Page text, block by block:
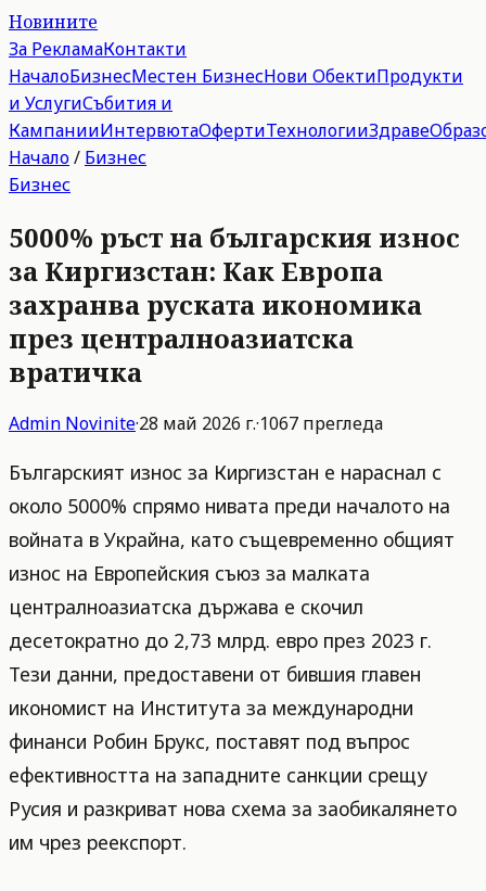
Новините
За РекламаКонтакти
НачалоБизнесМестен БизнесНови ОбектиПродукти
и УслугиСъбития и
КампанииИнтервютаОфертиТехнологииЗдраве
Начало/ Бизнес
Бизнес
5000% ръст на българския износ
за Киргизстан: Как Европа
захранва руската икономика
през централноазиатска
вратичка
Admin Novinite·28 май 2026 г.·1067 прегледа
Българският износ за Киргизстан е нараснал с
около 5000% спрямо нивата преди началото на
войната в Украйна, като същевременно общият
износ на Европейския съюз за малката
централноазиатска държава е скочил
десетократно до 2,73 млрд. евро през 2023 г.
Тези данни, предоставени от бившия главен
икономист на Института за международни
финанси Робин Брукс, поставят под въпрос
ефективността на западните санкции срещу
Русия и разкриват нова схема за заобикалянето
им чрез реекспорт.